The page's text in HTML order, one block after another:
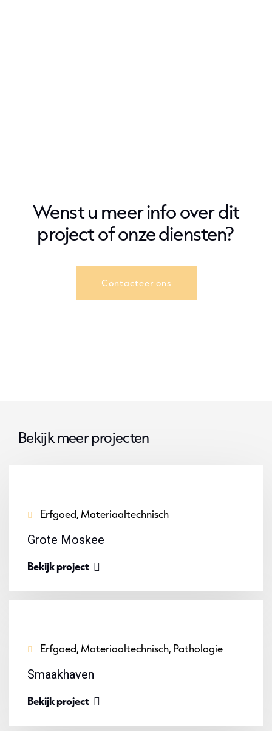
Wenst u meer info over dit
project of onze diensten?
Contacteer ons
Bekijk meer projecten
Erfgoed, Materiaaltechnisch
Grote Moskee
Bekijk project
Erfgoed, Materiaaltechnisch, Pathologie
Smaakhaven
Bekijk project